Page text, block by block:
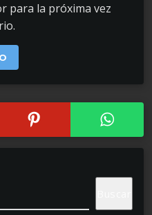
para la próxima vez